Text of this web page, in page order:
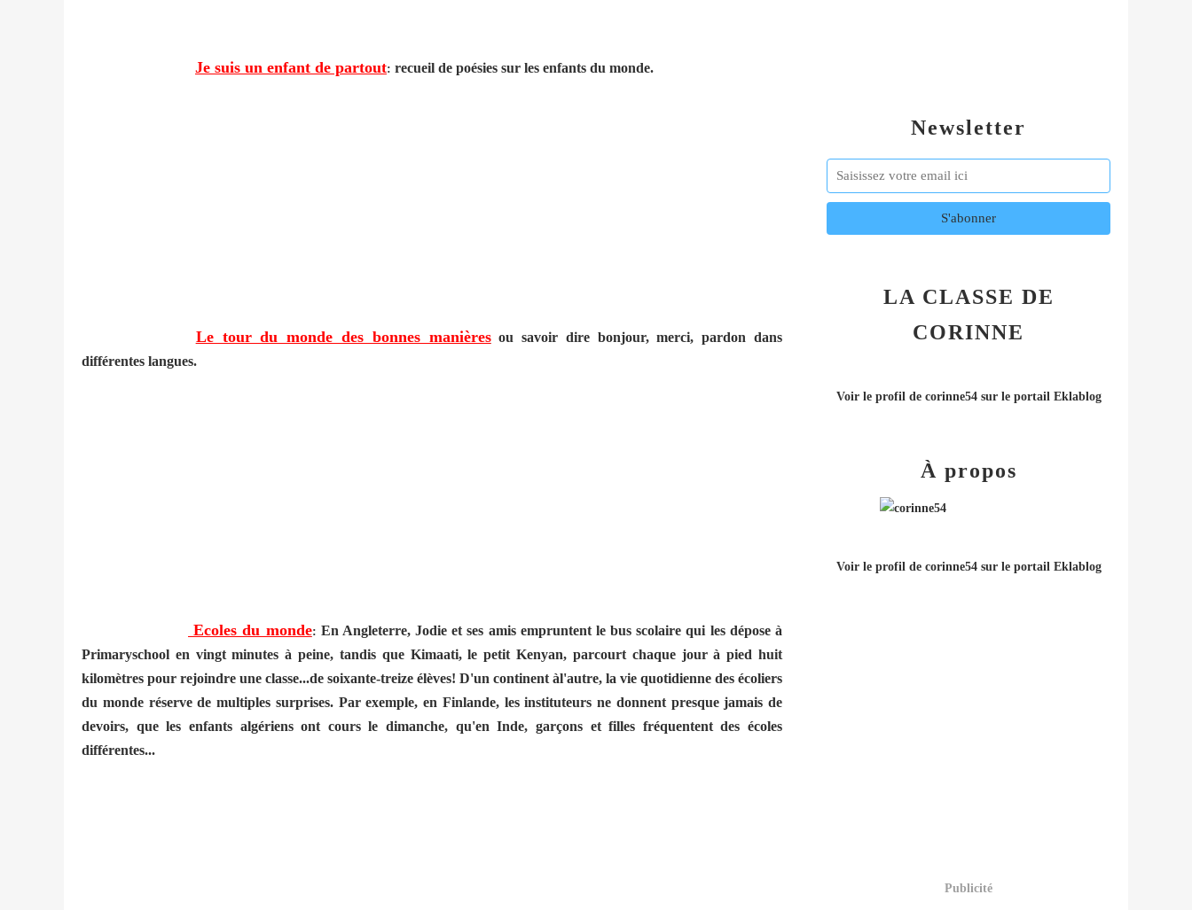
Je suis un enfant de partout: recueil de poésies sur les enfants du monde.
Le tour du monde des bonnes manières ou savoir dire bonjour, merci, pardon dans
différentes langues.
Ecoles du monde: En Angleterre, Jodie et ses amis empruntent le bus scolaire qui les dépose à
Primaryschool en vingt minutes à peine, tandis que Kimaati, le petit Kenyan, parcourt chaque jour à pied huit
kilomètres pour rejoindre une classe...de soixante-treize élèves! D'un continent àl'autre, la vie quotidienne des écoliers
du monde réserve de multiples surprises. Par exemple, en Finlande, les instituteurs ne donnent presque jamais de
devoirs, que les enfants algériens ont cours le dimanche, qu'en Inde, garçons et filles fréquentent des écoles
différentes...
Newsletter
LA CLASSE DE
CORINNE
Voir le profil de corinne54sur le portail Eklablog
À propos
Voir le profil de corinne54sur le portail Eklablog
Publicité